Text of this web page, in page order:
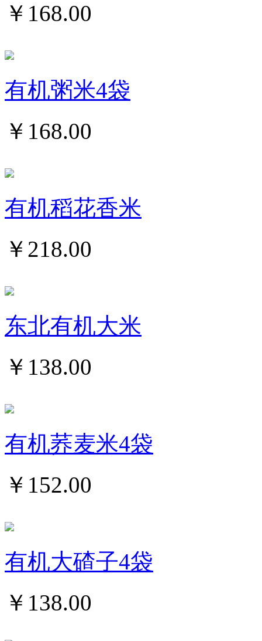
￥ 168.00
有机粥米4袋
￥ 168.00
有机稻花香米
￥ 218.00
东北有机大米
￥ 138.00
有机荞麦米4袋
￥ 152.00
有机大碴子4袋
￥ 138.00